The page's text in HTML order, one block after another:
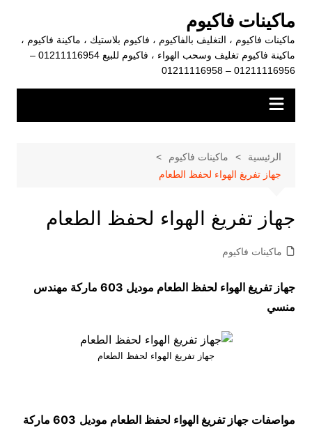
المحتوى
ماكينات فاكيوم
ماكينات فاكيوم ، التغليف بالفاكيوم ، فاكيوم بلاستيك ، ماكينة فاكيوم ،
ماكينة فاكيوم تغليف وسحب الهواء ، فاكيوم للبيع 01211116954 –
01211116956 – 01211116958
الرئيسية
ماكينات فاكيوم
جهاز تفريغ الهواء لحفظ الطعام
جهاز تفريغ الهواء لحفظ الطعام
ماكينات فاكيوم
جهاز تفريغ الهواء لحفظ الطعام موديل 603 ماركة مهندس
منسي
جهاز تفريغ الهواء لحفظ الطعام
مواصفات جهاز تفريغ الهواء لحفظ الطعام موديل
603 ماركة